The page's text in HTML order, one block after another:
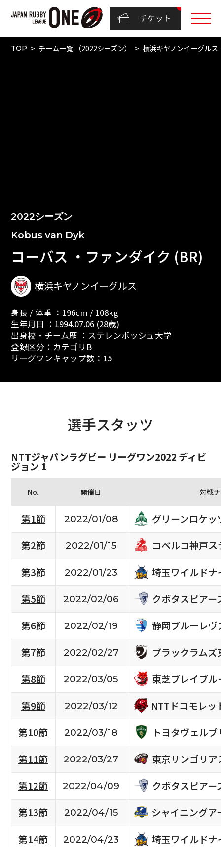
チケット
TOP チーム一覧 （2022シーズン） 横浜キヤノンイーグルス
2022シーズン
Kobus van Dyk
コーバス ・ファンダイク (BR)
横浜キヤノンイーグルス
身長 / 体重 ：196cm / 108kg
生年月日 ：1994.07.06 (28歳)
出身校・チーム歴 ：ステレンボッシュ大学
登録区分：カテゴリB
リーグワンキャップ数：15
選手スタッツ
NTTジャパンラグビー リーグワン2022 ディビ
ジョン 1
No. 開催日 対戦
第1節 2022/01/08
グリーンロケッ
第2節
2022/01/15
コベルコ神戸
第3節
2022/01/23
埼玉ワイルドナ
第5節
2022/02/06
クボタスピア
第6節
2022/02/19
静岡ブルーレヴ
第7節
2022/02/27
ブラックラムズ
第8節
2022/03/05
東芝ブレイブ
第9節
2022/03/12
NTTドコモレッ
第10節
2022/03/18
トヨタヴェル
第11節
2022/03/27
東京サンゴリア
第12節
2022/04/09
クボタスピア
第13節
2022/04/15
シャイニング
第14節
2022/04/23
埼玉ワイルドナ